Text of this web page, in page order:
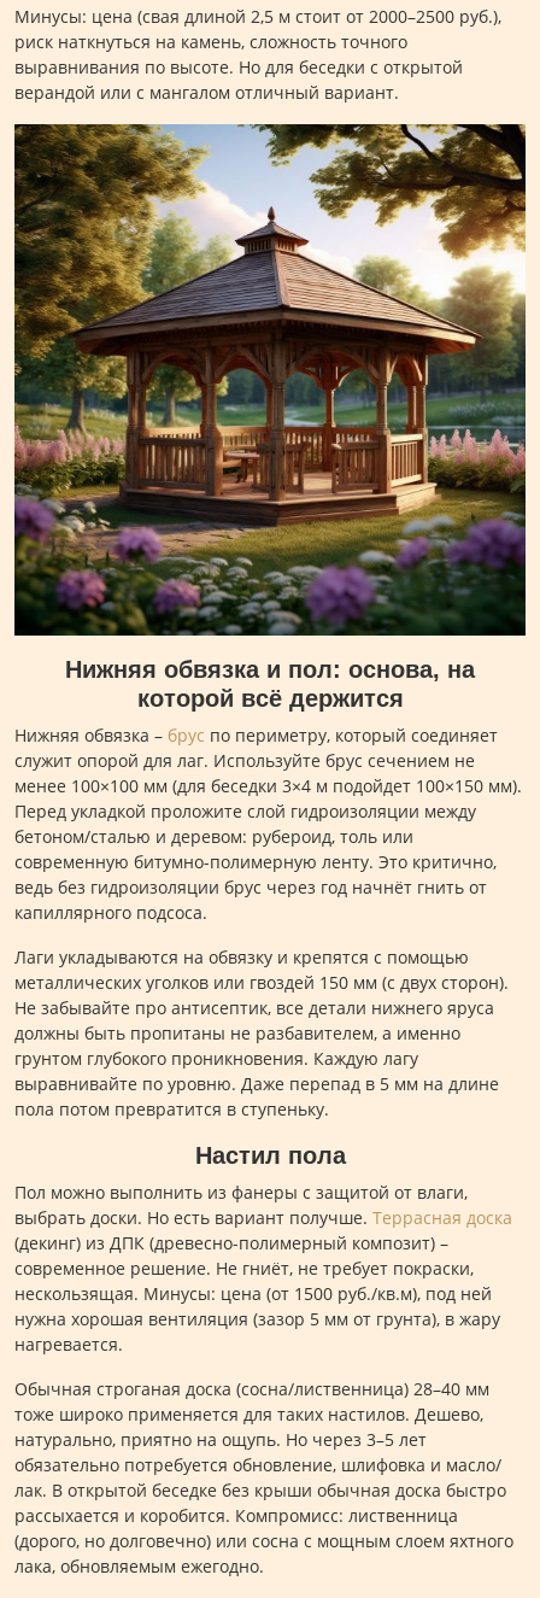
Минусы: цена (свая длиной 2,5 м стоит от 2000–2500 руб.),
риск наткнуться на камень, сложность точного
выравнивания по высоте. Но для беседки с открытой
верандой или с мангалом отличный вариант.
Нижняя обвязка и пол: основа, на
которой всё держится
Нижняя обвязка – брус по периметру, который соединяет
служит опорой для лаг. Используйте брус сечением не
менее 100×100 мм (для беседки 3×4 м подойдет 100×150 мм).
Перед укладкой проложите слой гидроизоляции между
бетоном/сталью и деревом: рубероид, толь или
современную битумно-полимерную ленту. Это критично,
ведь без гидроизоляции брус через год начнёт гнить от
капиллярного подсоса.
Лаги укладываются на обвязку и крепятся с помощью
металлических уголков или гвоздей 150 мм (с двух сторон).
Не забывайте про антисептик, все детали нижнего яруса
должны быть пропитаны не разбавителем, а именно
грунтом глубокого проникновения. Каждую лагу
выравнивайте по уровню. Даже перепад в 5 мм на длине
пола потом превратится в ступеньку.
Настил пола
Пол можно выполнить из фанеры с защитой от влаги,
выбрать доски. Но есть вариант получше. Террасная доска
(декинг) из ДПК (древесно-полимерный композит) –
современное решение. Не гниёт, не требует покраски,
нескользящая. Минусы: цена (от 1500 руб./кв.м), под ней
нужна хорошая вентиляция (зазор 5 мм от грунта), в жару
нагревается.
Обычная строганая доска (сосна/лиственница) 28–40 мм
тоже широко применяется для таких настилов. Дешево,
натурально, приятно на ощупь. Но через 3–5 лет
обязательно потребуется обновление, шлифовка и масло/
лак. В открытой беседке без крыши обычная доска быстро
рассыхается и коробится. Компромисс: лиственница
(дорого, но долговечно) или сосна с мощным слоем яхтного
лака, обновляемым ежегодно.